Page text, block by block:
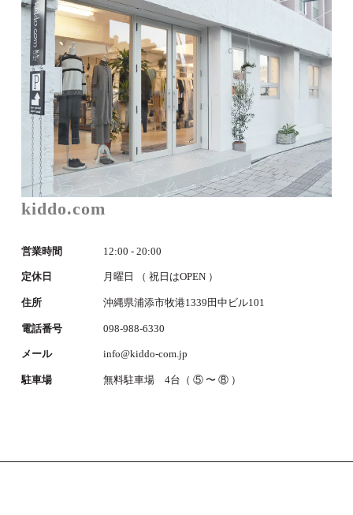
kiddo.com
営業時間 12:00 - 20:00
定休日 月曜日 （ 祝日はOPEN ）
住所 沖縄県浦添市牧港1339田中ビル101
電話番号 098-988-6330
メール info@kiddo-com.jp
駐車場 無料駐車場 4台（ ⑤ 〜 ⑧ ）